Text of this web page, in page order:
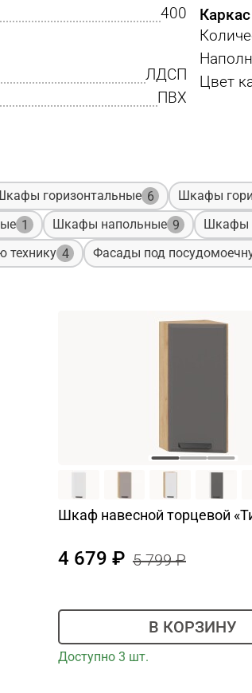
400
ЛДСП
ПВХ
Каркас
Цвет
горизонтальные 6 Шкафы
1 Шкафы напольные 9 Шкафы
технику 4 Фасады под
Шкаф навесной торцевой
4 679 5 799
В КОРЗИНУ
Доступно 3 шт.